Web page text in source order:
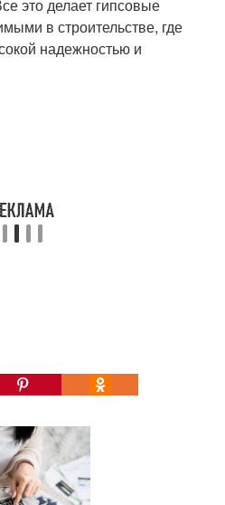
это делает гипсовые
в строительстве, где
надежностью и